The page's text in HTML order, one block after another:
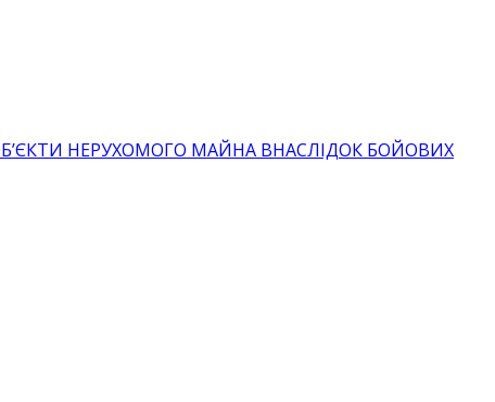
НЕРУХОМОГО МАЙНА ВНАСЛІДОК БОЙОВИХ